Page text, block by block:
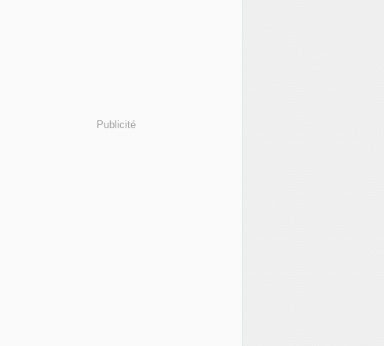
Publicité